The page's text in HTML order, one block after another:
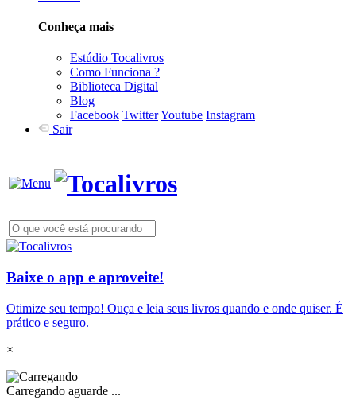
Conheça mais
Estúdio Tocalivros
Como Funciona ?
Biblioteca Digital
Blog
Facebook TwitterYoutube Instagram
Sair
Baixe o app e aproveite!
Otimize seu tempo! Ouça e leia seus livros quando e onde quiser. É
prático e seguro.
×
Carregando aguarde ...